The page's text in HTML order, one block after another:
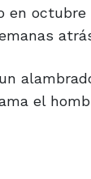
en octubre
el